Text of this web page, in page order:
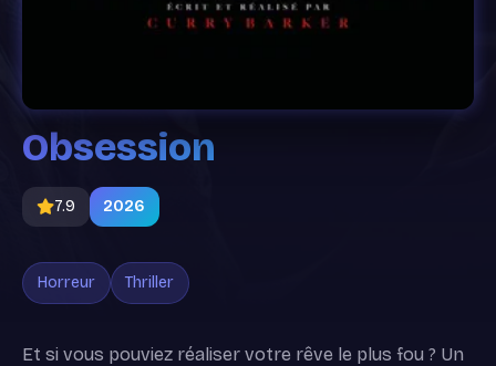
Obsession
7.9 2026
Horreur Thriller
Et si vous pouviez réaliser votre rêve le plus fou ? Un